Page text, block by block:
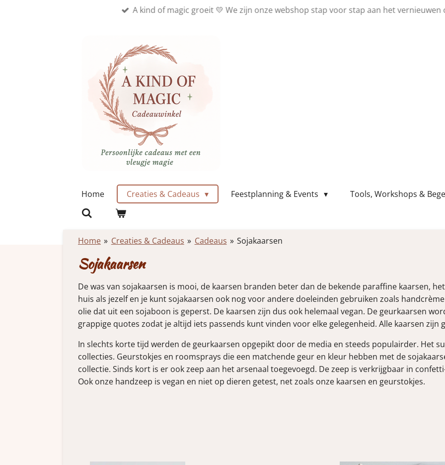
A kind of magic groeit 💛 We zijn onze webshop stap voor stap aan het
Home Creaties & Cadeaus Feestplanning & Events Tools, Workshops &
Home » Creaties & Cadeaus » Cadeaus » Sojakaarsen
Sojakaarsen
De was van sojakaarsen is mooi, de kaarsen branden beter dan de bekende paraffine kaarsen,
huis als jezelf en je kunt sojakaarsen ook nog voor andere doeleinden gebruiken zoals
olie dat uit een sojaboon is geperst. De kaarsen zijn dus ook helemaal vegan. De geurkaarsen
grappige quotes zodat je altijd iets passends kunt vinden voor elke gelegenheid. Alle kaarsen zijn
In slechts korte tijd werden de geurkaarsen opgepikt door de media en steeds populairder. Het
collecties. Geurstokjes en roomsprays die een matchende geur en kleur hebben met de
collectie. Sinds kort is er ook zeep aan het arsenaal toegevoegd. Dezeep is verkrijgbaar in
Ook onze handzeep is vegan en niet op dieren getest, net zoals onze kaarsen en geurstokjes.